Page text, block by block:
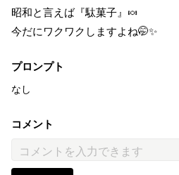
昭和と言えば『駄菓子』🍬
今だにワクワクしますよね🤭✨
プロンプト
なし
コメント